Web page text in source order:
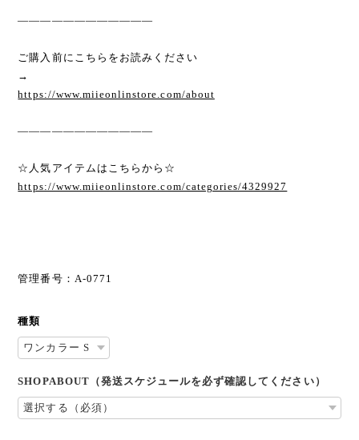
————————————
ご購入前にこちらをお読みください
→
https://www.miieonlinstore.com/about
————————————
☆人気アイテムはこちらから☆
https://www.miieonlinstore.com/categories/4329927
管理番号：A-0771
種類
SHOPABOUT（発送スケジュールを必ず確認してください）